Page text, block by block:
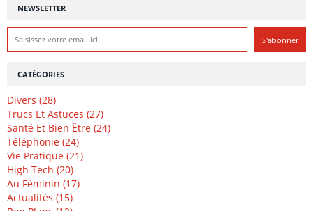
NEWSLETTER
CATÉGORIES
Divers (28)
Trucs Et Astuces (27)
Santé Et Bien Être (24)
Téléphonie (24)
Vie Pratique (21)
High Tech (20)
Au Féminin (17)
Actualités (15)